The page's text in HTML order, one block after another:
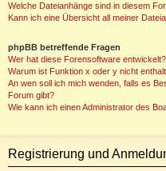
Welche Dateianhänge sind in diesem
Kann ich eine Übersicht all meiner
phpBB betreffende Fragen
Wer hat diese Forensoftware entwickelt?
Warum ist Funktion x oder y nicht
An wen soll ich mich wenden, falls es
Forum gibt?
Wie kann ich einen Administrator des
Registrierung und